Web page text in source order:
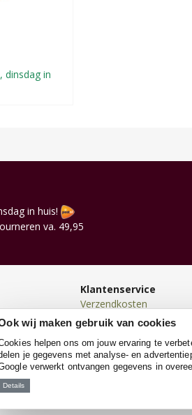
dinsdag in
in huis!
va. 49,95
Klantenservice
Verzendkosten
Bezorgen
Betalen
Retourneren
wij maken gebruik van cookies
helpen ons om jouw ervaring te
je gegevens met analyse- en
verwerkt ontvangen gegevens in
Details